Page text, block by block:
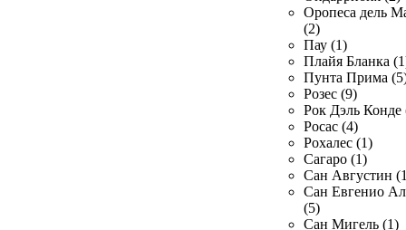
Оропеса дель
(2)
Пау (1)
Плайя Бланка
Пунта Прима
Розес (9)
Рок Дэль Конде
Росас (4)
Рохалес (1)
Сагаро (1)
Сан Августин
Сан Евгенио
(5)
Сан Мигель (1)